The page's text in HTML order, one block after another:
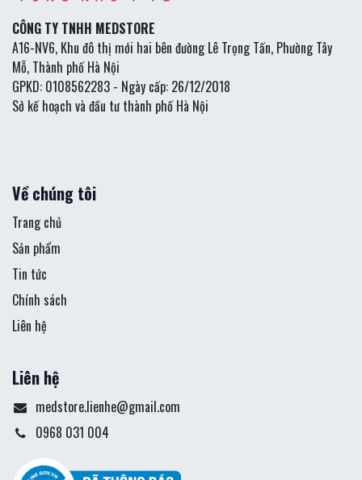
CÔNG TY TNHH MEDSTORE
A16-NV6, Khu đô thị mới hai bên đường Lê Trọng Tấn, Phường Tây
Mỗ, Thành phố Hà Nội
GPKD: 0108562283 - Ngày cấp: 26/12/2018
Sở kế hoạch và đầu tư thành phố Hà Nội
Về chúng tôi
Trang chủ
Sản phẩm
Tin tức
Chính sách
Liên hệ
Liên hệ
medstore.lienhe@gmail.com
0968 031 004